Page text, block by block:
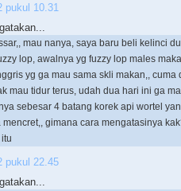
pukul 10.31
mau nanya, saya baru beli kelinci
lop, awalnya yg fuzzy lop males
yg ga mau sama skli makan,, cuma
mau tidur terus, udah dua hari ini ga
sebesar 4 batang korek api wortel
mencret,, gimana cara mengatasinya
pukul 22.45